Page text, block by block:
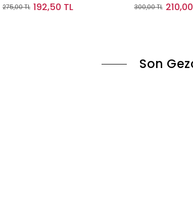
275,00 TL 192,50 TL 300,00 TL
Son